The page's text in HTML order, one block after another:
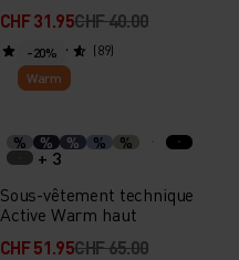
CHF 31.95CHF 40.00
(89)
-20%
Warm
% % % % %
+ 3
Sous-vêtement technique
Active Warm haut
CHF 51.95CHF 65.00